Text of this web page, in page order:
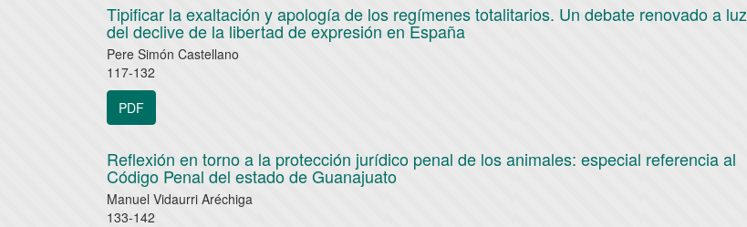
Tipificar la exaltación y apología de los regímenes totalitarios. Un debate renovado a luz
del declive de la libertad de expresión en España
Pere Simón Castellano
117-132
PDF
Reflexión en torno a la protección jurídico penal de los animales: especial referencia al
Código Penal del estado de Guanajuato
Manuel Vidaurri Aréchiga
133-142